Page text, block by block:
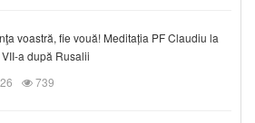
voastră, fie vouă! Meditația PF Claudiu la
a după Rusalii
739